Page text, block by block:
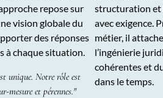
repose sur
vision globale du
des réponses
à chaque situation.
unique. Notre rôle est
mesure et pérennes."
structuration et
avec exigence.
métier, il
l’ingénierie
cohérentes et
dans le temps.